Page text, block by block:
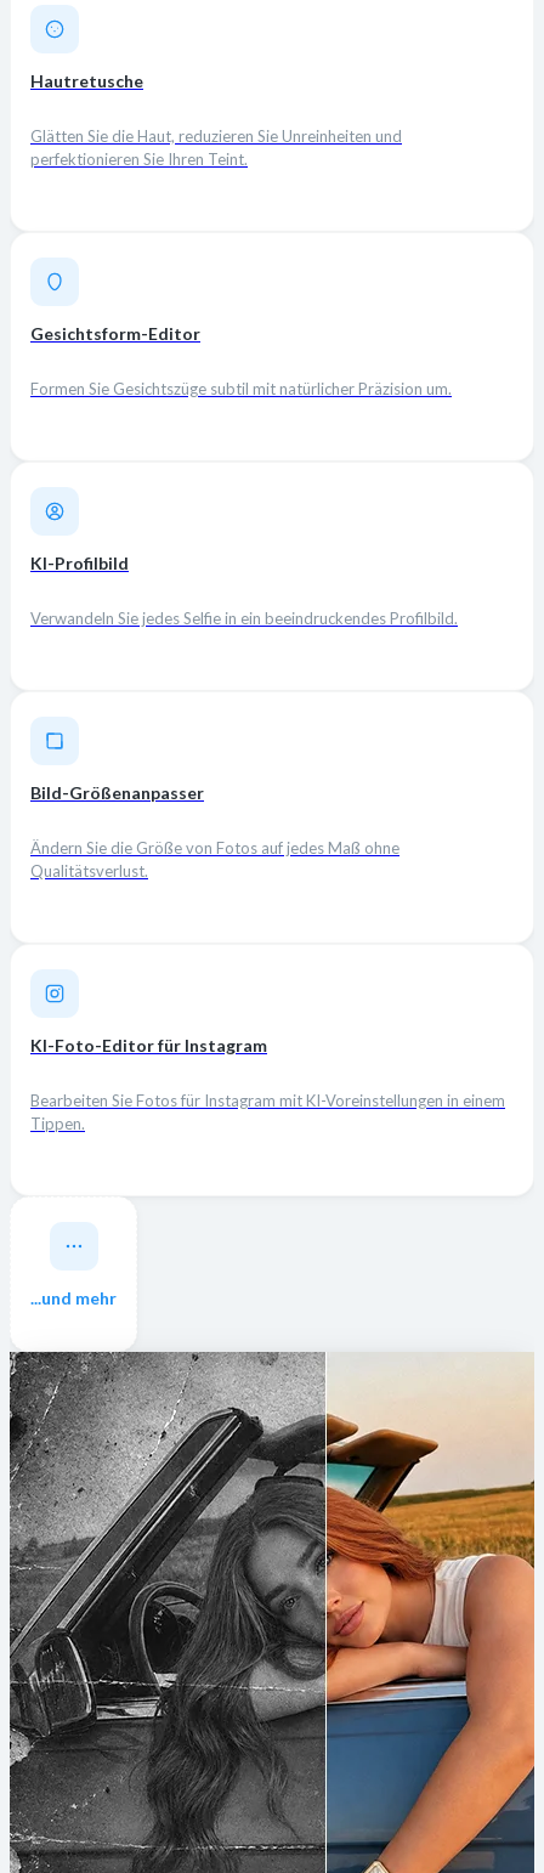
Hautretusche
Glätten Sie die Haut, reduzieren Sie Unreinheiten und
perfektionieren Sie Ihren Teint.
Gesichtsform-Editor
Formen Sie Gesichtszüge subtil mit natürlicher Präzision um.
KI-Profilbild
Verwandeln Sie jedes Selfie in ein beeindruckendes Profilbild.
Bild-Größenanpasser
Ändern Sie die Größe von Fotos auf jedes Maß ohne
Qualitätsverlust.
KI-Foto-Editor für Instagram
Bearbeiten Sie Fotos für Instagram mit KI-Voreinstellungen in einem
Tippen.
...und mehr